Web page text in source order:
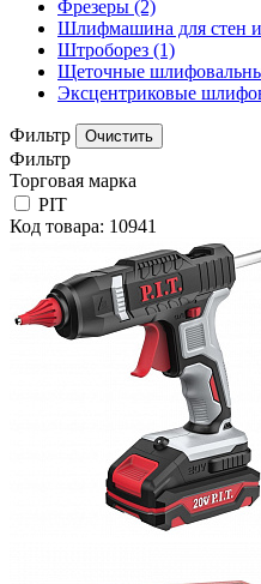
Фрезеры (2)
Шлифмашина для стен и
Штроборез (1)
Щеточные
Эксцентриковые
Фильтр
Фильтр
Торговая марка
PIT
Код товара: 10941